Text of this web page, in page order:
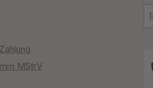
MStrV